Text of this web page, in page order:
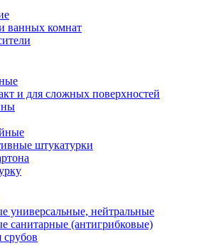
ванных комнат
и для сложных поверхностей
штукатурки
универсальные, нейтральные
санитарные (антигрибковые)